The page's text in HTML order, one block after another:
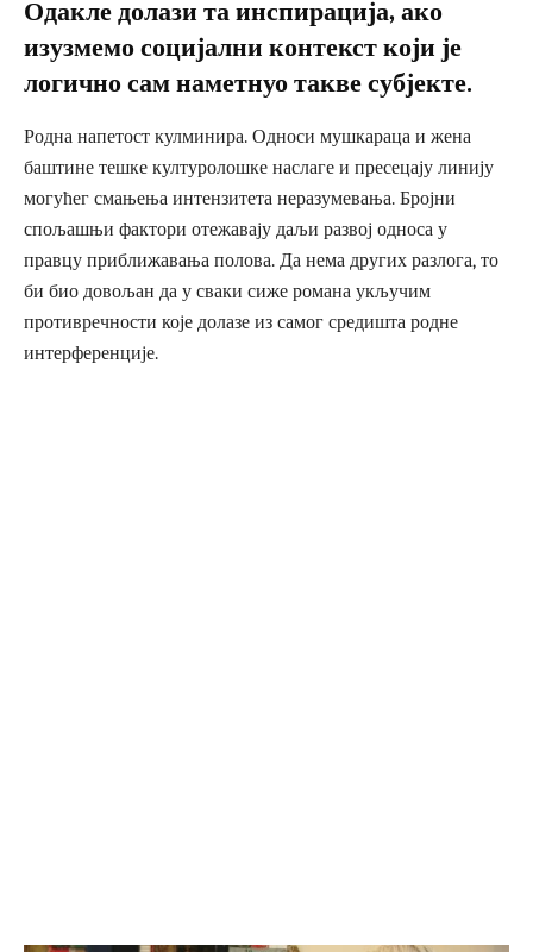
Одакле долази та инспирација, ако
изузмемо социјални контекст који је
логично сам наметнуо такве субјекте.
Родна напетост кулминира. Односи мушкараца и жена
баштине тешке културолошке наслаге и пресецају линију
могућег смањења интензитета неразумевања. Бројни
спољашњи фактори отежавају даљи развој односа у
правцу приближавања полова. Да нема других разлога, то
би био довољан да у сваки сиже романа укључим
противречности које долазе из самог средишта родне
интерференције.